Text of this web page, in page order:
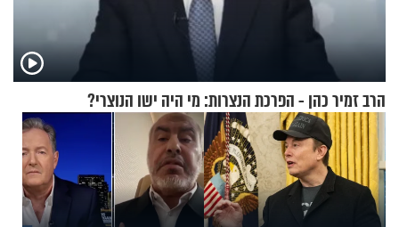
הרב זמיר כהן - הפרכת הנצרות: מי היה ישו הנוצרי?